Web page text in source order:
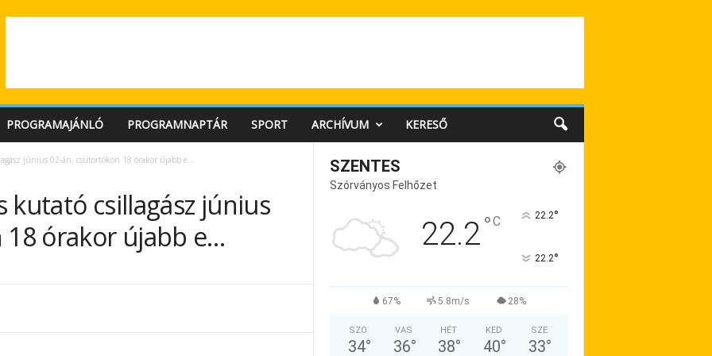
PROGRAMAJÁNLÓ PROGRAMNAPTÁR SPORT ARCHÍVUM KERESŐ
június 02-án, csütörtökön 18 órakor újabb e…
kutató csillagász június
órakor újabb e…
SZENTES
Szórványos Felhőzet
22.2°C 22.2°
22.2°
67% 5.8m/s 28%
SZO
34°
VAS
36°
HÉT
38°
KED
40°
SZE
33°